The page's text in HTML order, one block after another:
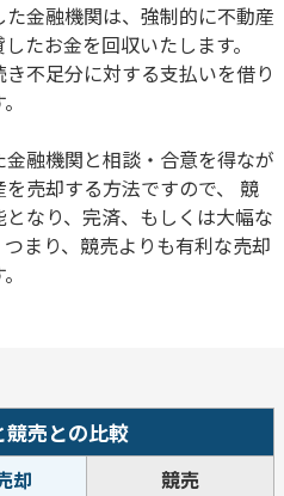
金融機関は、強制的に不動産
たお金を回収いたします。
不足分に対する支払いを借り
融機関と相談・合意を得なが
売却する方法ですので、 競
なり、完済、もしくは大幅な
まり、競売よりも有利な売却
売との比較
却 競売